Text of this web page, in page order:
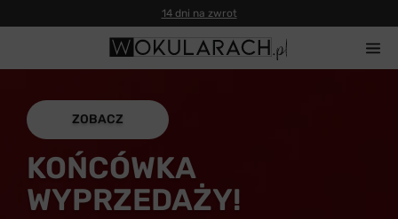
14 dni na zwrot
ZOBACZ
KOŃCÓWKA
WYPRZEDAŻY!